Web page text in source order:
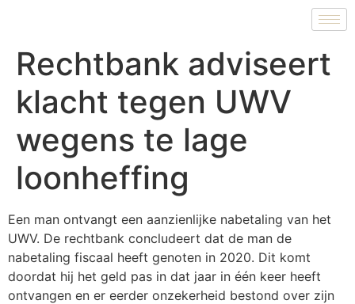
Rechtbank adviseert
klacht tegen UWV
wegens te lage
loonheffing
Een man ontvangt een aanzienlijke nabetaling van het
UWV. De rechtbank concludeert dat de man de
nabetaling fiscaal heeft genoten in 2020. Dit komt
doordat hij het geld pas in dat jaar in één keer heeft
ontvangen en er eerder onzekerheid bestond over zijn